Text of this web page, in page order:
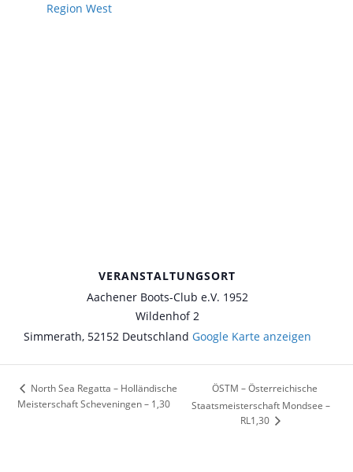
Region West
VERANSTALTUNGSORT
Aachener Boots-Club e.V. 1952
Wildenhof 2
Simmerath, 52152 Deutschland Google Karte anzeigen
North Sea Regatta – Holländische
Meisterschaft Scheveningen – 1,30
ÖSTM – Österreichische
Staatsmeisterschaft Mondsee –
RL1,30